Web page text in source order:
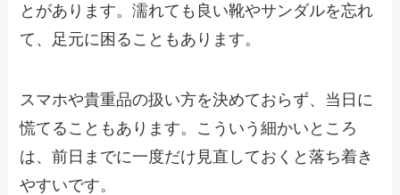
とがあります。濡れても良い靴やサンダルを忘れ
て、足元に困ることもあります。
スマホや貴重品の扱い方を決めておらず、当日に
慌てることもあります。こういう細かいところ
は、前日までに一度だけ見直しておくと落ち着き
やすいです。